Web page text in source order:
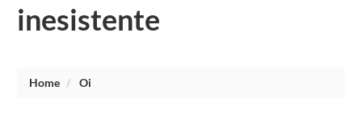
inesistente
Home Oi